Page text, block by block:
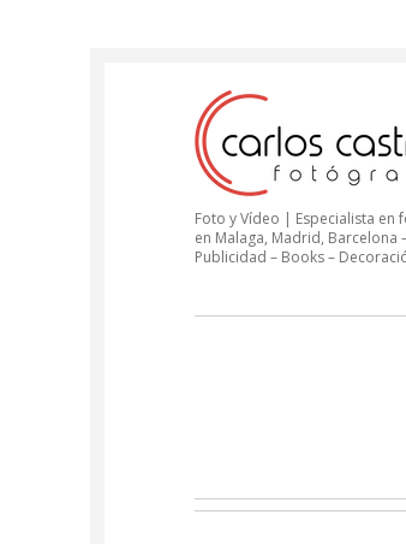
Foto y Vídeo | Especialista en
en Malaga, Madrid, Barcelona
Publicidad – Books –